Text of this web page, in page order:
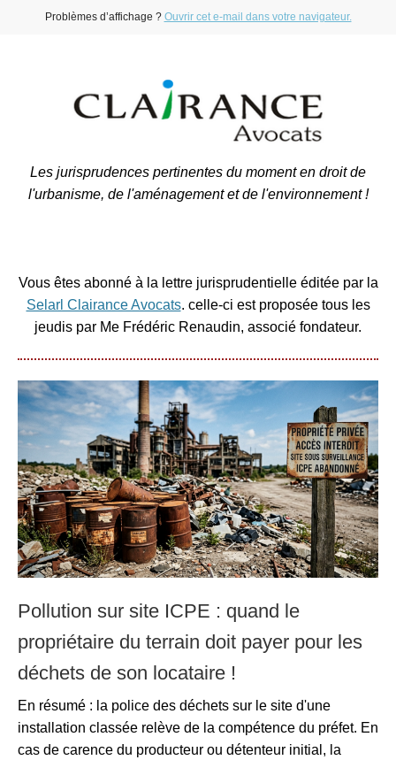
Problèmes d’affichage ? Ouvrir cet e-mail dans votre navigateur.
Les jurisprudences pertinentes du moment en droit de
l'urbanisme, de l'aménagement et de l'environnement !
Vous êtes abonné à la lettre jurisprudentielle éditée par la
Selarl Clairance Avocats. celle-ci est proposée tous les
jeudis par Me Frédéric Renaudin, associé fondateur.
Pollution sur site ICPE : quand le
propriétaire du terrain doit payer pour les
déchets de son locataire !
En résumé : la police des déchets sur le site d'une
installation classée relève de la compétence du préfet. En
cas de carence du producteur ou détenteur initial, la